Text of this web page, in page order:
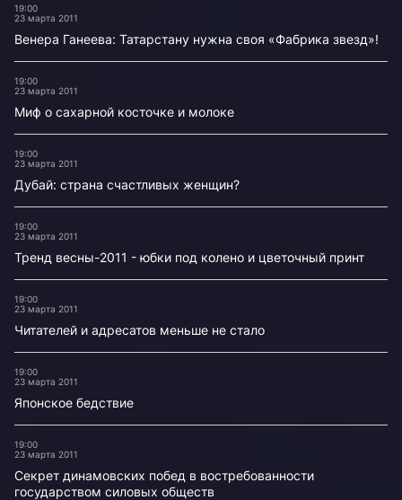
19:00
23 марта 2011
Венера Ганеева: Татарстану нужна своя «Фабрика звезд»!
19:00
23 марта 2011
Миф о сахарной косточке и молоке
19:00
23 марта 2011
Дубай: страна счастливых женщин?
19:00
23 марта 2011
Тренд весны-2011 - юбки под колено и цветочный принт
19:00
23 марта 2011
Читателей и адресатов меньше не стало
19:00
23 марта 2011
Японское бедствие
19:00
23 марта 2011
Секрет динамовских побед в востребованности
государством силовых обществ